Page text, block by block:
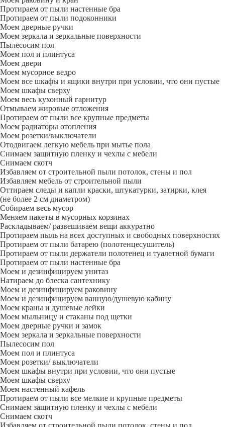
Протираем от пыли настенные бра
Протираем от пыли подоконники
Моем дверные ручки
Моем зеркала и зеркальные поверхности
Пылесосим пол
Моем пол и плинтуса
Моем двери
Моем мусорное ведро
Моем все шкафы и ящики внутри при условии, что они пустые
Моем шкафы сверху
Моем весь кухонный гарнитур
Отмываем жировые отложения
Протираем от пыли все крупные предметы
Моем радиаторы отопления
Моем розетки/выключатели
Отодвигаем легкую мебель при мытье пола
Снимаем защитную пленку и чехлы с мебели
Снимаем скотч
Избавляем от строительной пыли потолок, стены и пол
Избавляем мебель от строительной пыли
Оттираем следы и капли краски, штукатурки, затирки, клея
(не более 2 см диаметром)
Собираем весь мусор
Меняем пакеты в мусорных корзинах
Раскладываем/ развешиваем вещи аккуратно
Протираем пыль на всех доступных и свободных поверхностях
Протираем от пыли батарею (полотенцесушитель)
Протираем от пыли держатели полотенец и туалетной бумаги
Протираем от пыли настенные бра
Моем и дезинфицируем унитаз
Натираем до блеска сантехнику
Моем и дезинфицируем раковину
Моем и дезинфицируем ванную/душевую кабину
Моем краны и душевые лейки
Моем мыльницу и стаканы под щетки
Моем дверные ручки и замок
Моем зеркала и зеркальные поверхности
Пылесосим пол
Моем пол и плинтуса
Моем розетки/ выключатели
Моем шкафы внутри при условии, что они пустые
Моем шкафы сверху
Моем настенный кафель
Протираем от пыли все мелкие и крупные предметы
Снимаем защитную пленку и чехлы с мебели
Снимаем скотч
Избавляем от строительной пыли потолок, стены и пол